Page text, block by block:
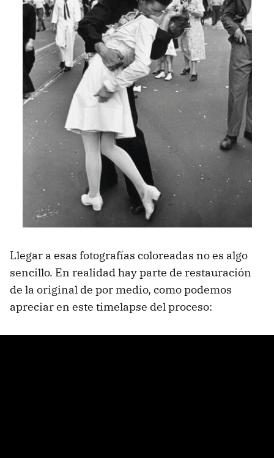
Llegar a esas fotografías coloreadas no es algo
sencillo. En realidad hay parte de restauración
de la original de por medio, como podemos
apreciar en este timelapse del proceso: